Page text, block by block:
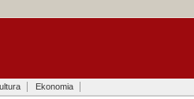
Ekonomia